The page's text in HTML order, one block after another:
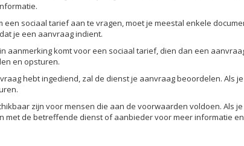
een sociaal tarief aan te vragen, moet je meestal enkele
je een aanvraag indient.
aanmerking komt voor een sociaal tarief, dien dan een
en opsturen.
hebt ingediend, zal de dienst je aanvraag beoordelen.
zijn voor mensen die aan de voorwaarden voldoen. Als
met de betreffende dienst of aanbieder voor meer informatie